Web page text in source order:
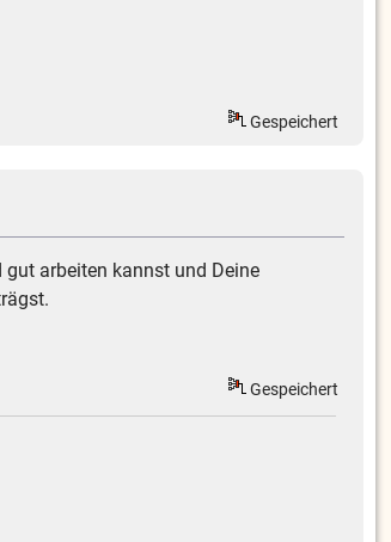
Gespeichert
arbeiten kannst und Deine
Gespeichert